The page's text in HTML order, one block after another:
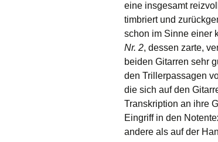
eine insgesamt
timbriert und
schon im Sinne einer
Nr. 2, dessen zarte,
beiden Gitarren sehr
den Trillerpassagen
die sich auf den
Transkription an ihre
Eingriff in den
andere als auf der